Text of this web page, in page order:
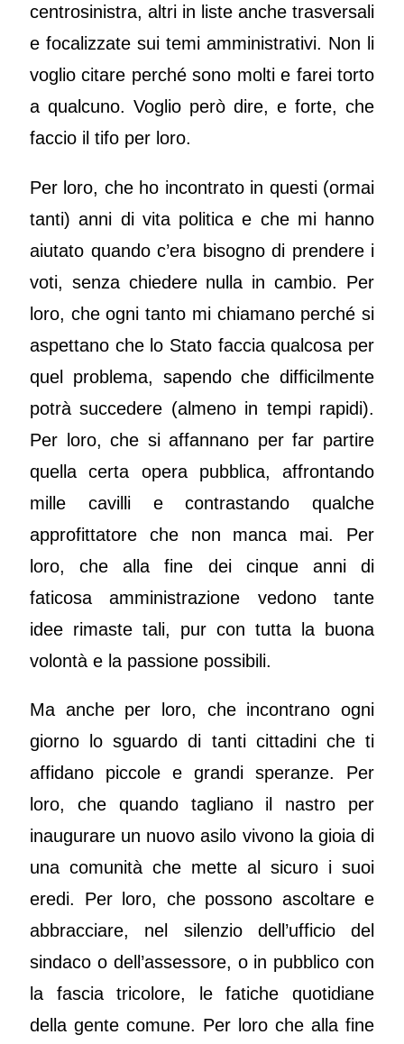
centrosinistra, altri in liste anche trasversali
e focalizzate sui temi amministrativi. Non li
voglio citare perché sono molti e farei torto
a qualcuno. Voglio però dire, e forte, che
faccio il tifo per loro.
Per loro, che ho incontrato in questi (ormai
tanti) anni di vita politica e che mi hanno
aiutato quando c’era bisogno di prendere i
voti, senza chiedere nulla in cambio. Per
loro, che ogni tanto mi chiamano perché si
aspettano che lo Stato faccia qualcosa per
quel problema, sapendo che difficilmente
potrà succedere (almeno in tempi rapidi).
Per loro, che si affannano per far partire
quella certa opera pubblica, affrontando
mille cavilli e contrastando qualche
approfittatore che non manca mai. Per
loro, che alla fine dei cinque anni di
faticosa amministrazione vedono tante
idee rimaste tali, pur con tutta la buona
volontà e la passione possibili.
Ma anche per loro, che incontrano ogni
giorno lo sguardo di tanti cittadini che ti
affidano piccole e grandi speranze. Per
loro, che quando tagliano il nastro per
inaugurare un nuovo asilo vivono la gioia di
una comunità che mette al sicuro i suoi
eredi. Per loro, che possono ascoltare e
abbracciare, nel silenzio dell’ufficio del
sindaco o dell’assessore, o in pubblico con
la fascia tricolore, le fatiche quotidiane
della gente comune. Per loro che alla fine